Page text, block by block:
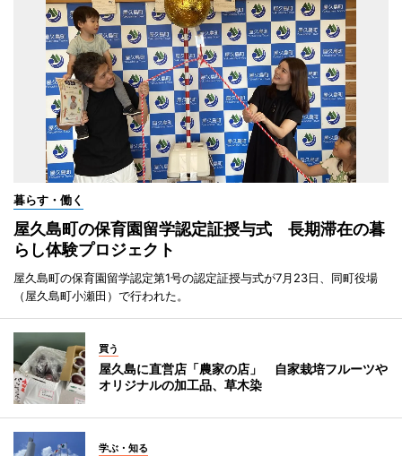
暮らす・働く
屋久島町の保育園留学認定証授与式 長期滞在の暮
らし体験プロジェクト
屋久島町の保育園留学認定第1号の認定証授与式が7月23日、同町役場
（屋久島町小瀬田）で行われた。
買う
屋久島に直営店「農家の店」 自家栽培フルーツや
オリジナルの加工品、草木染
学ぶ・知る